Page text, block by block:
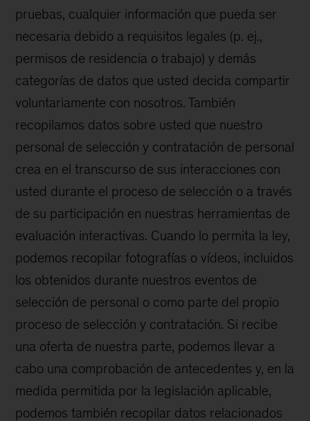
pruebas, cualquier información que pueda ser
necesaria debido a requisitos legales (p. ej.,
permisos de residencia o trabajo) y demás
categorías de datos que usted decida compartir
voluntariamente con nosotros. También
recopilamos datos sobre usted que nuestro
personal de selección y contratación de personal
crea en el transcurso de sus interacciones con
usted durante el proceso de selección o a través
de su participación en nuestras herramientas de
evaluación interactivas. Cuando lo permita la ley,
podemos recopilar fotografías o vídeos, incluidos
los obtenidos durante nuestros eventos de
selección de personal o como parte del propio
proceso de selección y contratación. Si recibe
una oferta de nuestra parte, podemos llevar a
cabo una comprobación de antecedentes y, en la
medida permitida por la legislación aplicable,
podemos también recopilar datos relacionados